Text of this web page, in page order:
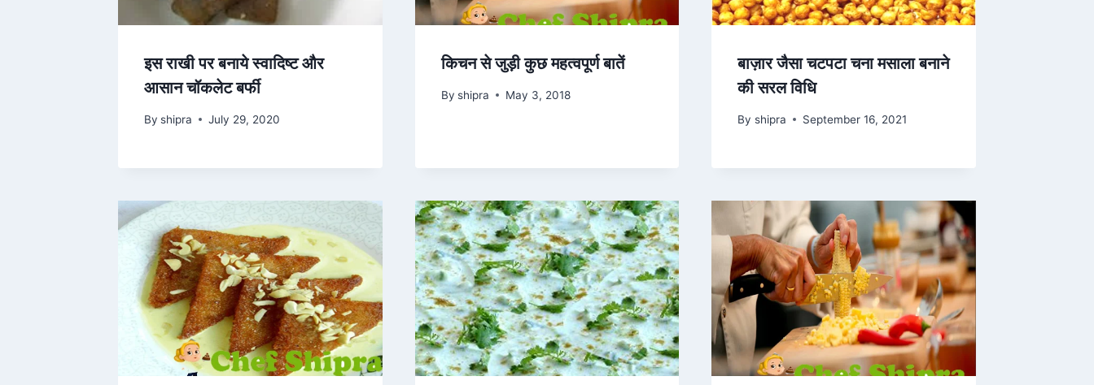
इस राखी पर बनाये स्वादिष्ट और
आसान चॉकलेट बर्फी
By shipra July 29, 2020
किचन से जुड़ी कुछ महत्वपूर्ण बातें
By shipra May 3, 2018
बाज़ार जैसा चटपटा चना मसाला बनाने
की सरल विधि
By shipra September 16, 2021